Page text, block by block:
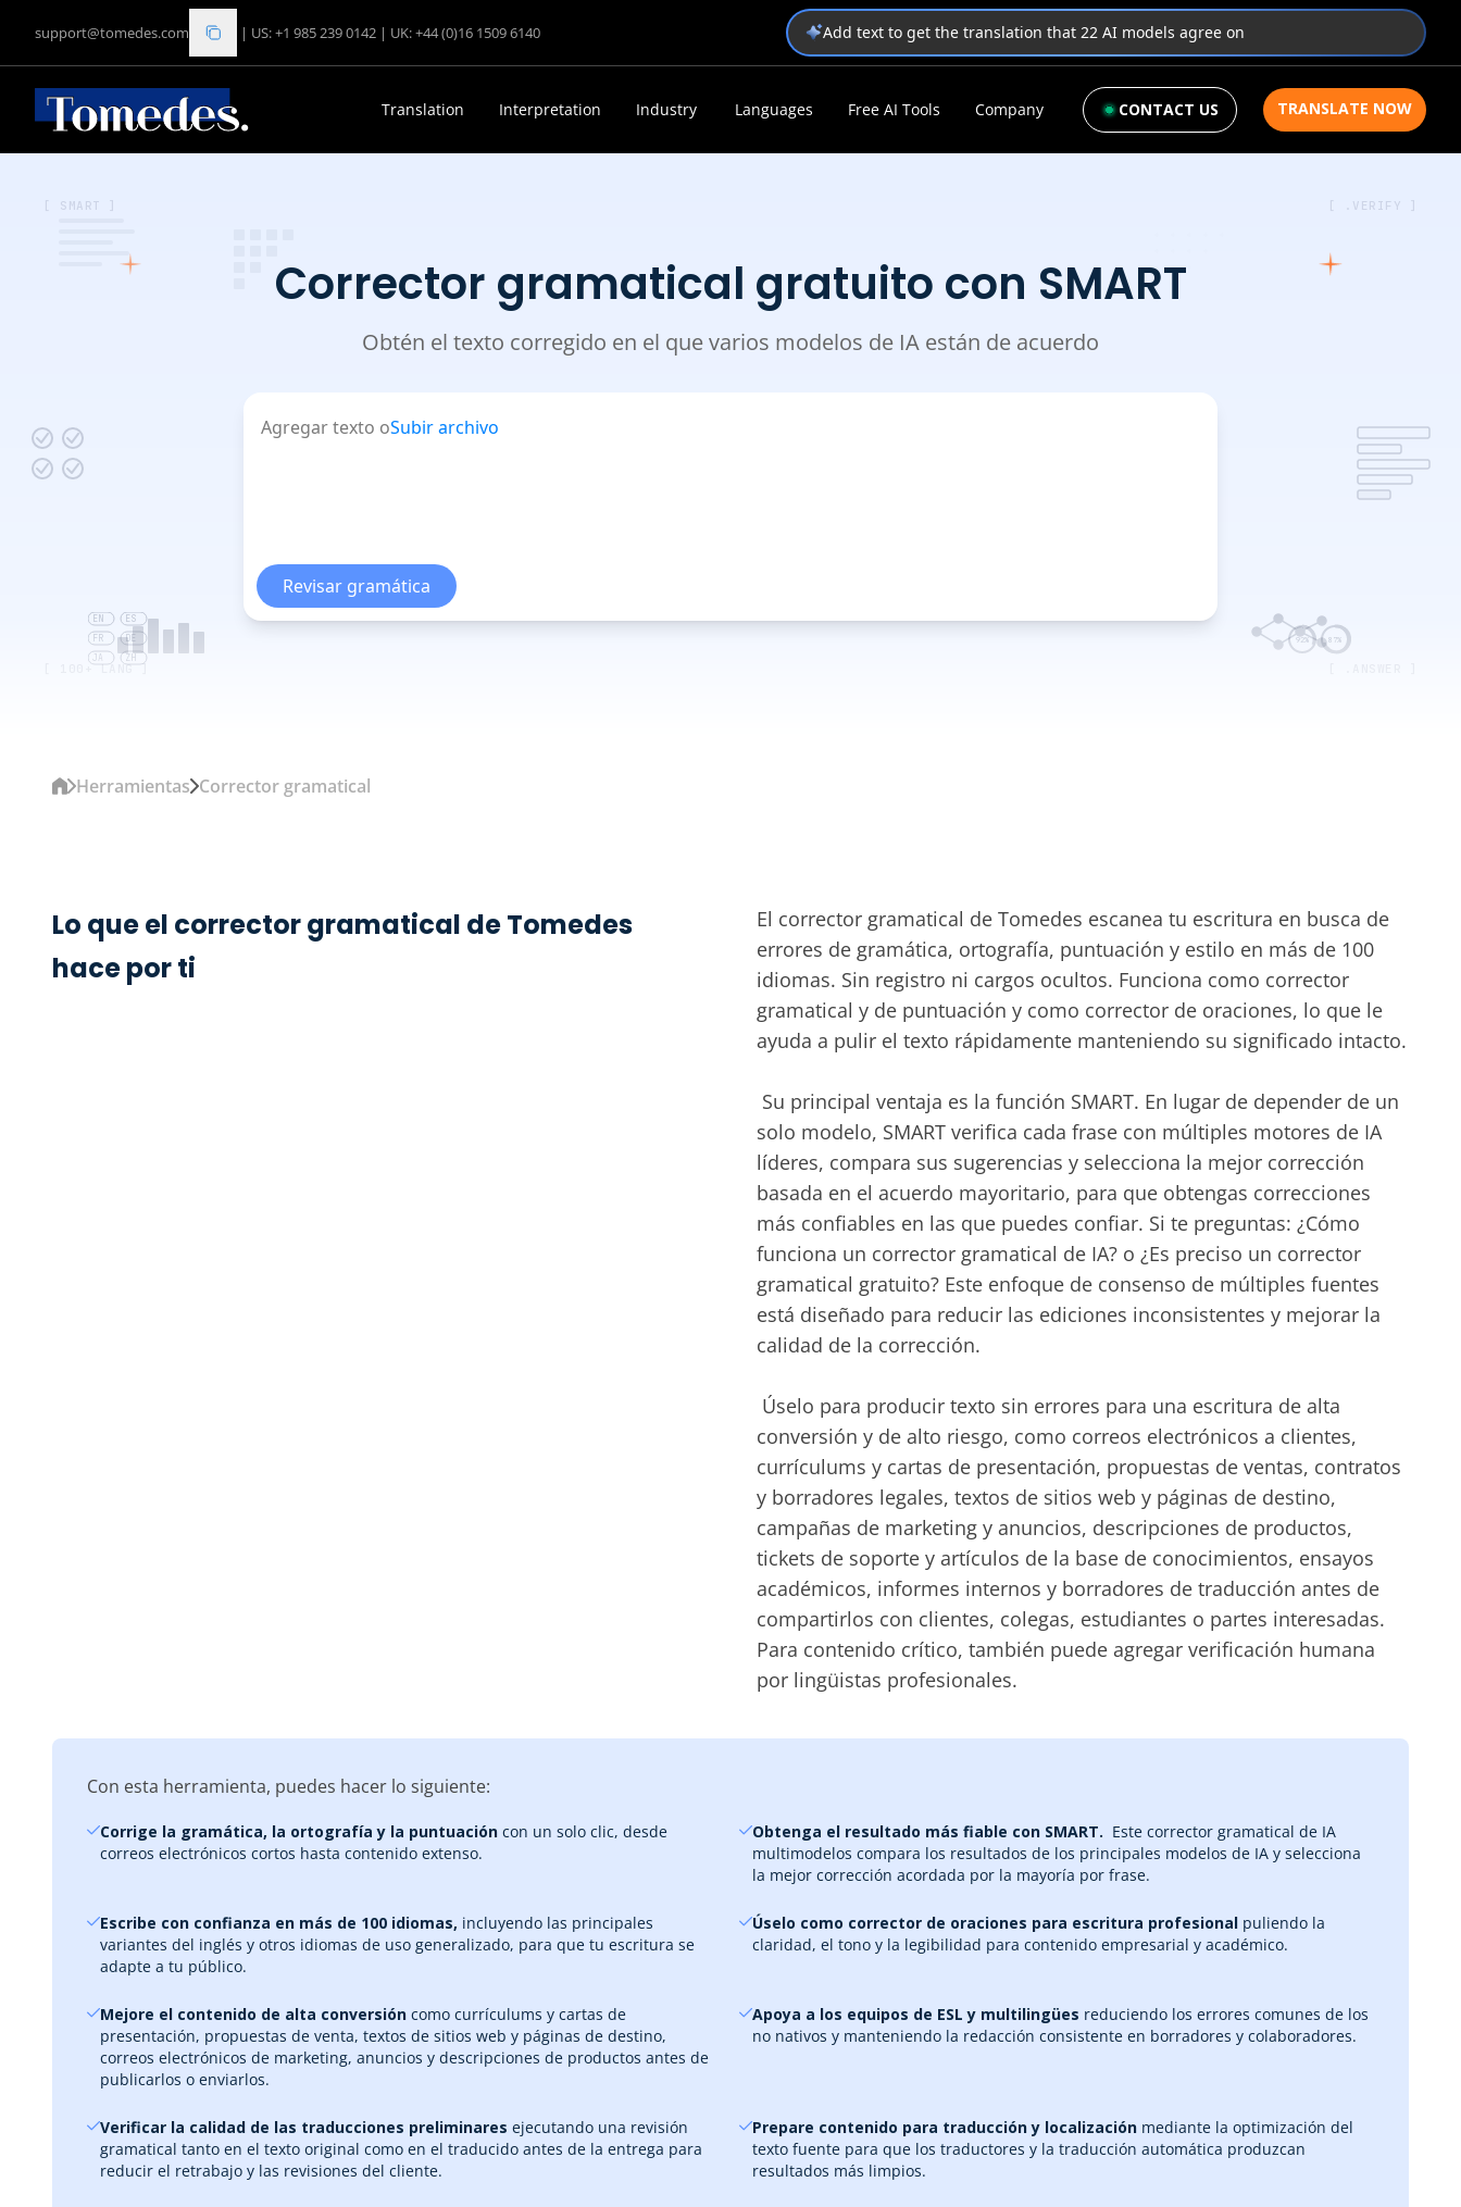
support@tomedes.com | US: +1 985 239 0142 | UK: +44 (0)16 1509 6140 Add text to get the translation that 22 AI models agree on
Translation Interpretation Industry Languages Free AI Tools Company CONTACT US TRANSLATE NOW
[ SMART ] [ .VERIFY ]
[ 100+ LANG ]
EN
ES
FR
DE
JA
ZH
92% 87%
Corrector gramatical gratuito con SMART
Obtén el texto corregido en el que varios modelos de IA están de acuerdo
Agregar texto oSubir archivo
Revisar gramática
Herramientas Corrector gramatical
Lo que el corrector gramatical de Tomedes
hace por ti
El corrector gramatical de Tomedes escanea tu escritura en busca de
errores de gramática, ortografía, puntuación y estilo en más de 100
idiomas. Sin registro ni cargos ocultos. Funciona como corrector
gramatical y de puntuación y como corrector de oraciones, lo que le
ayuda a pulir el texto rápidamente manteniendo su significado intacto.
‎ Su principal ventaja es la función SMART. En lugar de depender de un
solo modelo, SMART verifica cada frase con múltiples motores de IA
líderes, compara sus sugerencias y selecciona la mejor corrección
basada en el acuerdo mayoritario, para que obtengas correcciones
más confiables en las que puedes confiar. Si te preguntas: ¿Cómo
funciona un corrector gramatical de IA? o ¿Es preciso un corrector
gramatical gratuito? Este enfoque de consenso de múltiples fuentes
está diseñado para reducir las ediciones inconsistentes y mejorar la
calidad de la corrección.
‎ Úselo para producir texto sin errores para una escritura de alta
conversión y de alto riesgo, como correos electrónicos a clientes,
currículums y cartas de presentación, propuestas de ventas, contratos
y borradores legales, textos de sitios web y páginas de destino,
campañas de marketing y anuncios, descripciones de productos,
tickets de soporte y artículos de la base de conocimientos, ensayos
académicos, informes internos y borradores de traducción antes de
compartirlos con clientes, colegas, estudiantes o partes interesadas.
Para contenido crítico, también puede agregar verificación humana
por lingüistas profesionales.
Con esta herramienta, puedes hacer lo siguiente:
Corrige la gramática, la ortografía y la puntuación con un solo clic, desde
correos electrónicos cortos hasta contenido extenso.
Obtenga el resultado más fiable con SMART. ‎ Este corrector gramatical de IA
multimodelos compara los resultados de los principales modelos de IA y selecciona
la mejor corrección acordada por la mayoría por frase.
Escribe con confianza en más de 100 idiomas, incluyendo las principales
variantes del inglés y otros idiomas de uso generalizado, para que tu escritura se
adapte a tu público.
Úselo como corrector de oraciones para escritura profesional puliendo la
claridad, el tono y la legibilidad para contenido empresarial y académico.
Mejore el contenido de alta conversión como currículums y cartas de
presentación, propuestas de venta, textos de sitios web y páginas de destino,
correos electrónicos de marketing, anuncios y descripciones de productos antes de
publicarlos o enviarlos.
Apoya a los equipos de ESL y multilingües reduciendo los errores comunes de los
no nativos y manteniendo la redacción consistente en borradores y colaboradores.
Verificar la calidad de las traducciones preliminares ejecutando una revisión
gramatical tanto en el texto original como en el traducido antes de la entrega para
reducir el retrabajo y las revisiones del cliente.
Prepare contenido para traducción y localización mediante la optimización del
texto fuente para que los traductores y la traducción automática produzcan
resultados más limpios.